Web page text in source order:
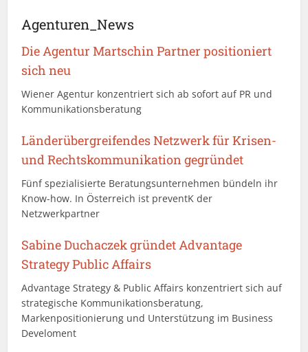
Agenturen_News
Die Agentur Martschin Partner positioniert
sich neu
Wiener Agentur konzentriert sich ab sofort auf PR und
Kommunikationsberatung
Länderübergreifendes Netzwerk für Krisen-
und Rechtskommunikation gegründet
Fünf spezialisierte Beratungsunternehmen bündeln ihr
Know-how. In Österreich ist preventK der
Netzwerkpartner
Sabine Duchaczek gründet Advantage
Strategy Public Affairs
Advantage Strategy & Public Affairs konzentriert sich auf
strategische Kommunikationsberatung,
Markenpositionierung und Unterstützung im Business
Develoment